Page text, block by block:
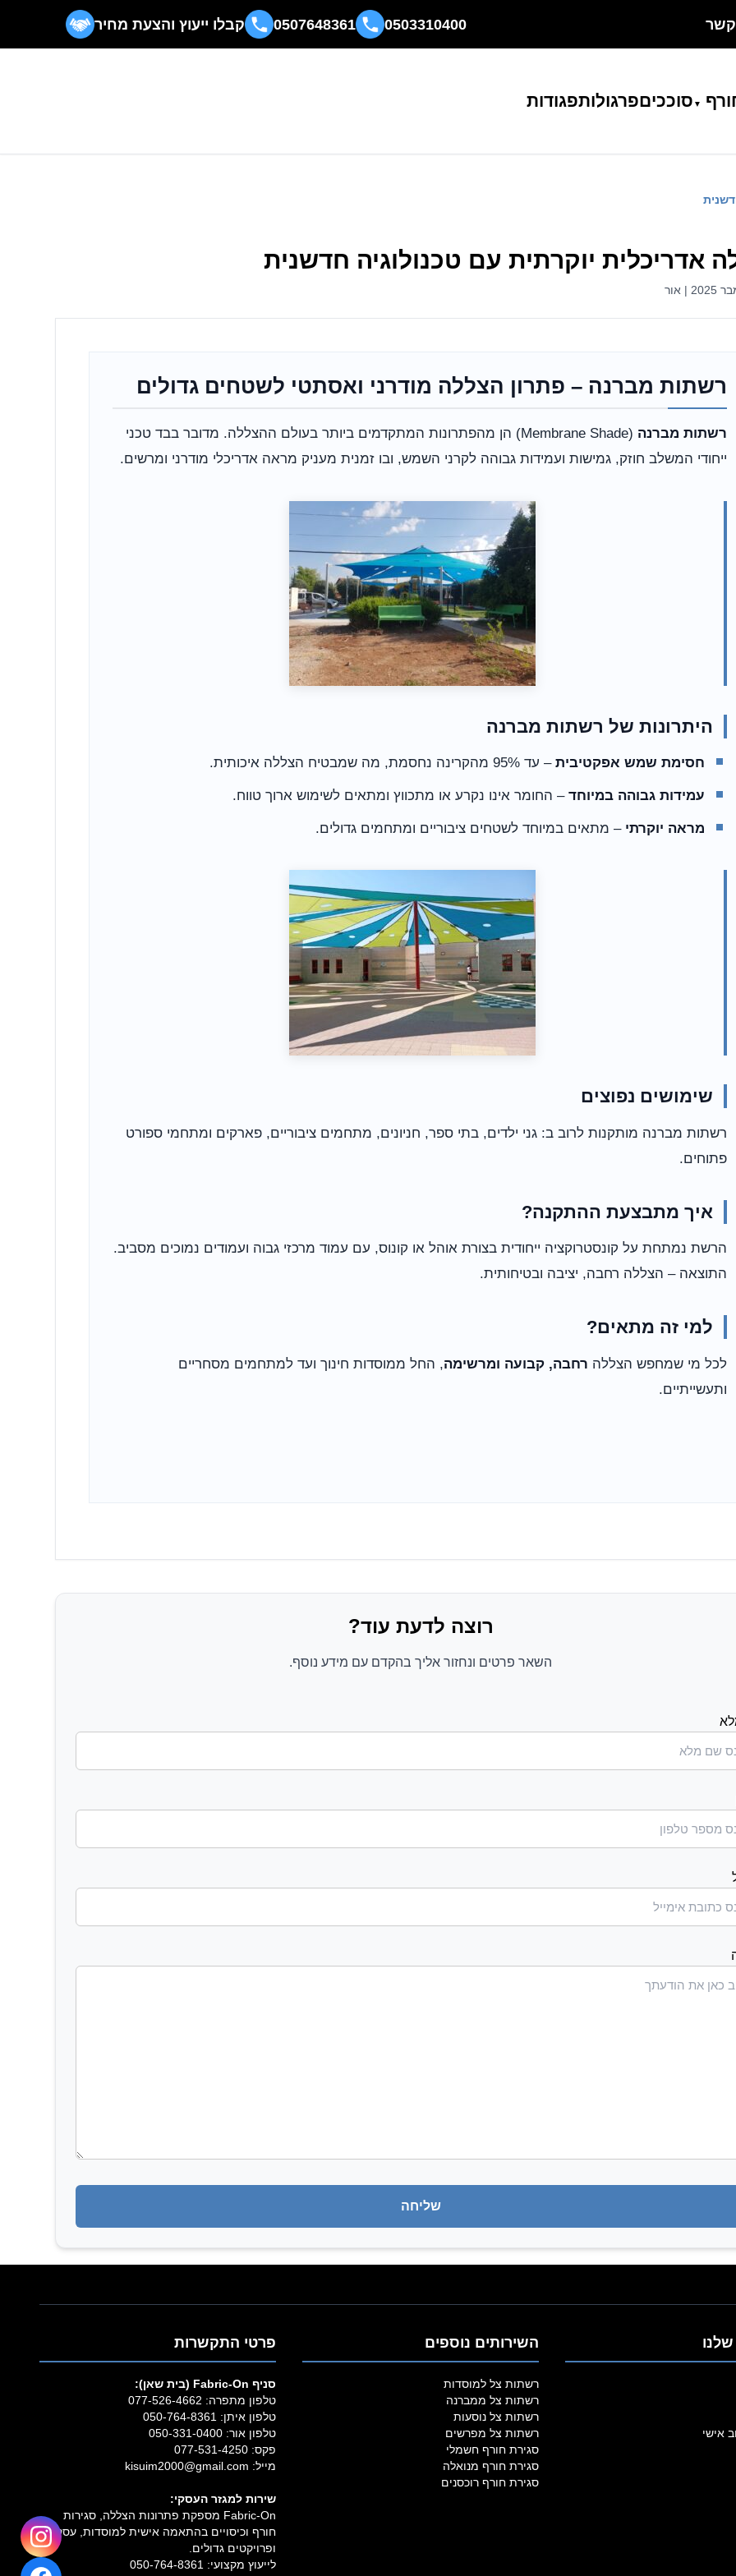
קשר 0503310400
0507648361 קבלו ייעוץ והצעת מחיר
סוככיםפרגולותפגודות
אדריכלית יוקרתית עם טכנולוגיה חדשנית
רשתות מברנה – פתרון הצללה מודרני ואסתטי לשטחים גדולים
רשתות מברנה
(Membrane Shade) הן מהפתרונות המתקדמים ביותר בעולם ההצללה. מדובר בבד טכני
ייחודי המשלב חוזק, גמישות ועמידות גבוהה לקרני השמש, ובו זמנית מעניק מראה אדריכלי מודרני ומרשים.
היתרונות של רשתות מברנה
חסימת שמש אפקטיבית– עד 95% מהקרינה נחסמת, מה שמבטיח הצללה איכותית.
עמידות גבוהה במיוחד– החומר אינו נקרע או מתכווץ ומתאים לשימוש ארוך טווח.
מראה יוקרתי – מתאים במיוחד לשטחים ציבוריים ומתחמים גדולים.
שימושים נפוצים
רשתות מברנה מותקנות לרוב ב: גני ילדים, בתי ספר, חניונים, מתחמים ציבוריים, פארקים ומתחמי ספורט
פתוחים.
איך מתבצעת ההתקנה?
הרשת נמתחת על קונסטרוקציה ייחודית בצורת אוהל או קונוס, עם עמוד מרכזי גבוה ועמודים נמוכים מסביב.
התוצאה – הצללה רחבה, יציבה ובטיחותית.
למי זה מתאים?
לכל מי שמחפש הצללה רחבה, קבועה ומרשימה, החל ממוסדות חינוך ועד למתחמים מסחריים
ותעשייתיים.
רוצה לדעת עוד?
השאר פרטים ונחזור אליך בהקדם עם מידע נוסף.
אישי
השירותים נוספים
רשתות צל למוסדות
רשתות צל ממברנה
רשתות צל נוסעות
רשתות צל מפרשים
סגירת חורף חשמלי
סגירת חורף מנואלה
סגירת חורף רוכסנים
פרטי התקשרות
סניף Fabric‑On (בית שאן):
טלפון מתפרה: 077-526-4662
טלפון איתן: 050-764-8361
טלפון אור: 050-331-0400
פקס: 077-531-4250
מייל: kisuim2000@gmail.com
שירות למגזר העסקי:
Fabric‑On מספקת פתרונות הצללה, סגירות
חורף וכיסויים בהתאמה אישית למוסדות, עסקים
ופרויקטים גדולים.
לייעוץ מקצועי: 050-764-8361